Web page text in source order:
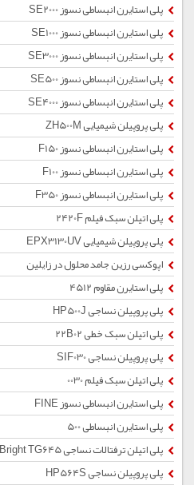
پلی استایرن انبساطی نسوز SE2000
پلی استایرن انبساطی نسوز SE1000
پلی استایرن انبساطی نسوز SE3000
پلی استایرن انبساطی نسوز SE500
پلی استایرن انبساطی نسوز SE4000
پلی پروپیلن شیمیایی ZH500M
پلی استایرن انبساطی نسوز F150
پلی استایرن انبساطی نسوز F100
پلی استایرن انبساطی نسوز F350
پلی اتیلن سبک فیلم 2420F
پلی پروپیلن شیمیایی EPX3130UV
اپوکسی رزین جامد محلول در زایلین
پلی استایرن مقاوم 4512
پلی پروپیلن نساجی HP500J
پلی اتیلن سبک خطی 22B02
پلی پروپیلن نساجی SIF030
پلی اتیلن سبک فیلم 0030
پلی استایرن انبساطی نسوز FINE
پلی استایرن انبساطی 500
پلی اتیلن ترفتالات نساجی Super Bright TG645
پلی پروپیلن نساجی HP564S